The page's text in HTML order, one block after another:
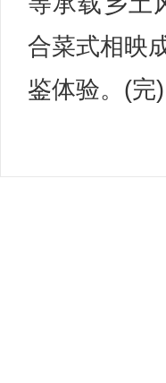
合菜式相映
鉴体验。(完)